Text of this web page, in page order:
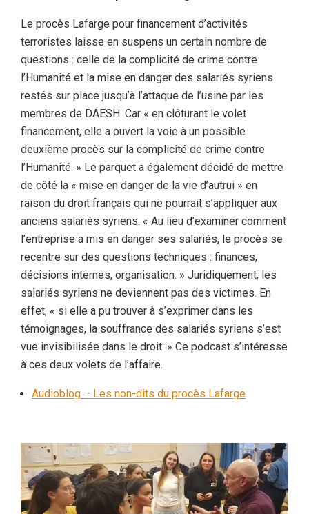
Le procès Lafarge pour financement d’activités
terroristes laisse en suspens un certain nombre de
questions : celle de la complicité de crime contre
l’Humanité et la mise en danger des salariés syriens
restés sur place jusqu’à l’attaque de l’usine par les
membres de DAESH. Car « en clôturant le volet
financement, elle a ouvert la voie à un possible
deuxième procès sur la complicité de crime contre
l’Humanité. » Le parquet a également décidé de mettre
de côté la « mise en danger de la vie d’autrui » en
raison du droit français qui ne pourrait s’appliquer aux
anciens salariés syriens. « Au lieu d’examiner comment
l’entreprise a mis en danger ses salariés, le procès se
recentre sur des questions techniques : finances,
décisions internes, organisation. » Juridiquement, les
salariés syriens ne deviennent pas des victimes. En
effet, « si elle a pu trouver à s’exprimer dans les
témoignages, la souffrance des salariés syriens s’est
vue invisibilisée dans le droit. » Ce podcast s’intéresse
à ces deux volets de l’affaire.
Audioblog – Les non-dits du procès Lafarge